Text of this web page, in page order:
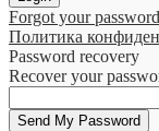
Forgot your
Политика
Password recovery
Recover your